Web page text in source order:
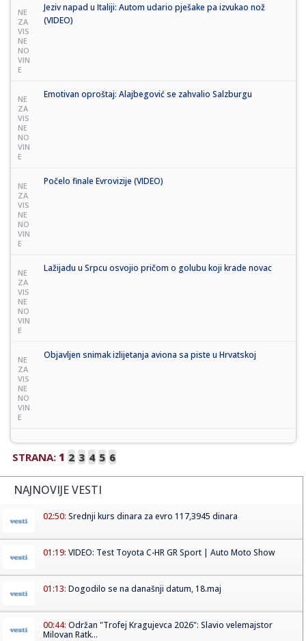
NE
ZA
VIS
NE
NO
VIN
E
Jeziv napad u Italiji: Autom udario pješake pa izvukao nož
(VIDEO)
NE
ZA
VIS
NE
NO
VIN
E
Emotivan oproštaj: Alajbegović se zahvalio Salzburgu
NE
ZA
VIS
NE
NO
VIN
E
Počelo finale Evrovizije (VIDEO)
NE
ZA
VIS
NE
NO
VIN
E
Lažijadu u Srpcu osvojio pričom o golubu koji krade novac
NE
ZA
VIS
NE
NO
VIN
E
Objavljen snimak izlijetanja aviona sa piste u Hrvatskoj
STRANA: 1 2 3 4 5 6
NAJNOVIJE VESTI
02:50: Srednji kurs dinara za evro 117,3945 dinara
01:19: VIDEO: Test Toyota C-HR GR Sport | Auto Moto Show
01:13: Dogodilo se na današnji datum, 18.maj
00:44: Održan "Trofej Kragujevca 2026": Slavio velemajstor
Milovan Ratk...